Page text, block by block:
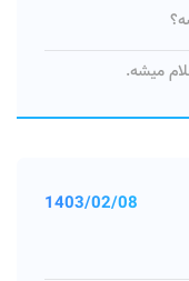
میشه.
1403/02/08